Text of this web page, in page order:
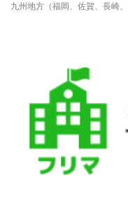
九州地方（福岡、佐賀、長崎